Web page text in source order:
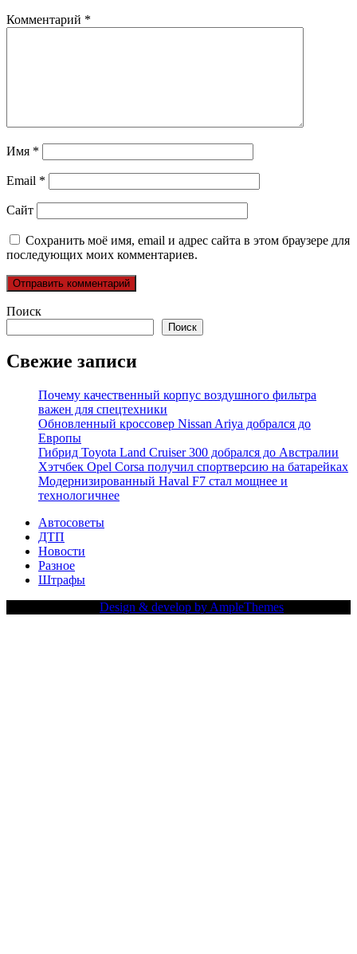
Комментарий *
Имя *
Email *
Сайт
Сохранить моё имя, email и адрес сайта в этом браузере для
последующих моих комментариев.
Поиск
Поиск
Свежие записи
Почему качественный корпус воздушного фильтра
важен для спецтехники
Обновленный кроссовер Nissan Ariya добрался до
Европы
Гибрид Toyota Land Cruiser 300 добрался до Австралии
Хэтчбек Opel Corsa получил спортверсию на батарейках
Модернизированный Haval F7 стал мощнее и
технологичнее
Автосоветы
ДТП
Новости
Разное
Штрафы
Design & develop by AmpleThemes